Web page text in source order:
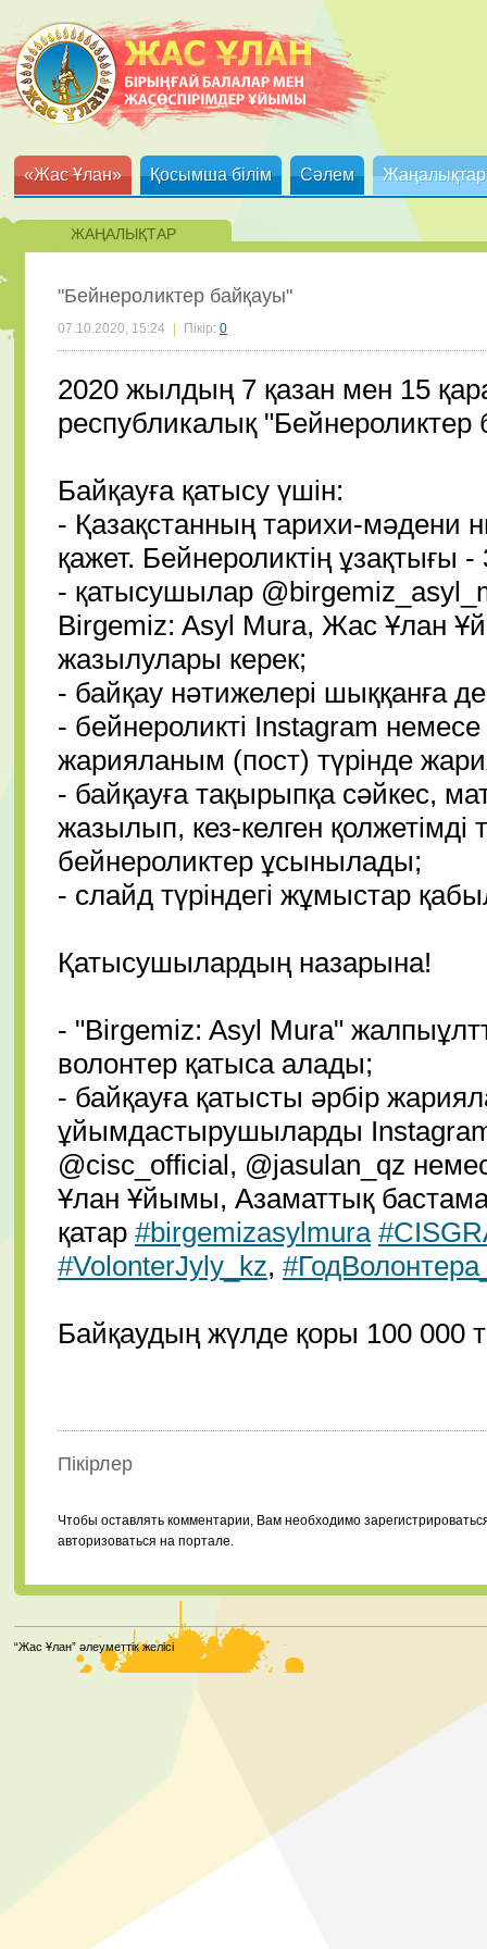
«Жас Ұлан» Қосымша білім Сәлем Жаңалықтар
ЖАҢАЛЫҚТАР
"Бейнероликтер байқауы"
07.10.2020, 15:24 Пікір: 0
2020 жылдың 7 қазан мен 15
республикалық "Бейнероликтер
Байқауға қатысу үшін:
- Қазақстанның тарихи-мәдени
қажет. Бейнероликтің ұзақтығы
- қатысушылар
Birgemiz: Asyl Mura, Жас Ұлан
жазылулары керек;
- байқау нәтижелері шыққанға
- бейнероликті Instagram
жарияланым (пост) түрінде
- байқауға тақырыпқа сәйкес,
жазылып, кез-келген
бейнероликтер ұсынылады;
- слайд түріндегі жұмыстар
Қатысушылардың назарына!
- "Birgemiz: Asyl Mura"
волонтер қатыса алады;
- байқауға қатысты әрбір
ұйымдастырушыларды
@cisc_official, @jasulan_qz
Ұлан Ұйымы, Азаматтық
қатар #birgemizasylmura
#VolonterJyly_kz,
Байқаудың жүлде қоры 100 000
Пікірлер
Чтобы оставлять комментарии, Вам необходимо
авторизоваться на портале.
“Жас Ұлан” әлеуметтік желісі